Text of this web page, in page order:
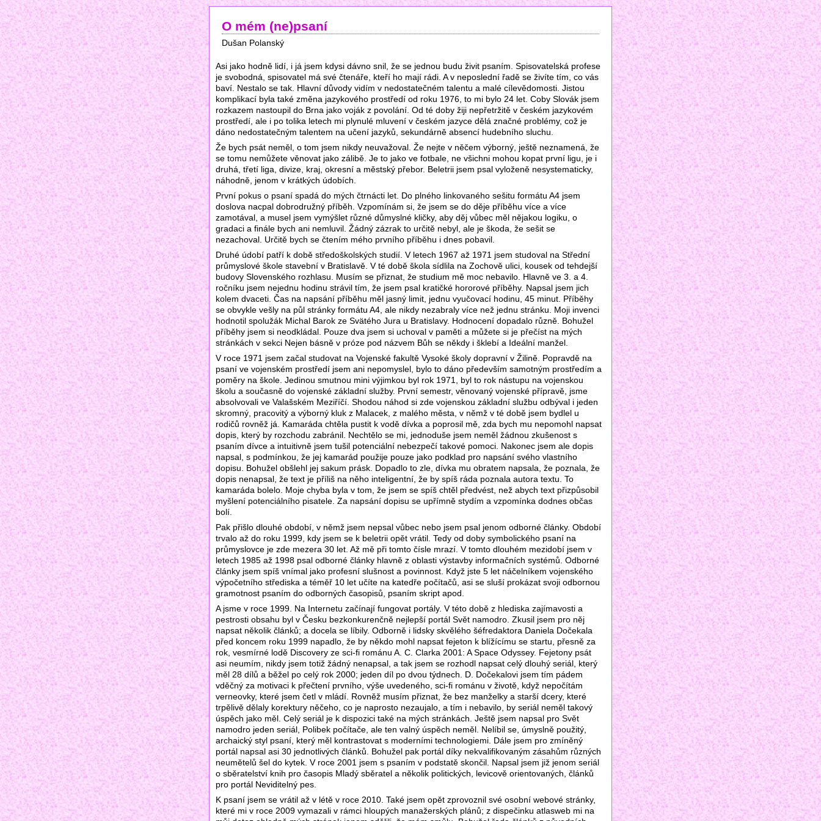
O mém (ne)psaní
Dušan Polanský
Asi jako hodně lidí, i já jsem kdysi dávno snil, že se jednou budu živit psaním. Spisovatelská profese
je svobodná, spisovatel má své čtenáře, kteří ho mají rádi. A v neposlední řadě se živíte tím, co vás
baví. Nestalo se tak. Hlavní důvody vidím v nedostatečném talentu a malé cílevědomosti. Jistou
komplikací byla také změna jazykového prostředí od roku 1976, to mi bylo 24 let. Coby Slovák jsem
rozkazem nastoupil do Brna jako voják z povolání. Od té doby žiji nepřetržitě v českém jazykovém
prostředí, ale i po tolika letech mi plynulé mluvení v českém jazyce dělá značné problémy, což je
dáno nedostatečným talentem na učení jazyků, sekundárně absencí hudebního sluchu.
Že bych psát neměl, o tom jsem nikdy neuvažoval. Že nejte v něčem výborný, ještě neznamená, že
se tomu nemůžete věnovat jako zálibě. Je to jako ve fotbale, ne všichni mohou kopat první ligu, je i
druhá, třetí liga, divize, kraj, okresní a městský přebor. Beletrii jsem psal vyloženě nesystematicky,
náhodně, jenom v krátkých údobích.
První pokus o psaní spadá do mých čtrnácti let. Do plného linkovaného sešitu formátu A4 jsem
doslova nacpal dobrodružný příběh. Vzpomínám si, že jsem se do děje příběhu více a více
zamotával, a musel jsem vymýšlet různé důmyslné kličky, aby děj vůbec měl nějakou logiku, o
gradaci a finále bych ani nemluvil. Žádný zázrak to určitě nebyl, ale je škoda, že sešit se
nezachoval. Určitě bych se čtením mého prvního příběhu i dnes pobavil.
Druhé údobí patří k době středoškolských studií. V letech 1967 až 1971 jsem studoval na Střední
průmyslové škole stavební v Bratislavě. V té době škola sídlila na Zochově ulici, kousek od tehdejší
budovy Slovenského rozhlasu. Musím se přiznat, že studium mě moc nebavilo. Hlavně ve 3. a 4.
ročníku jsem nejednu hodinu strávil tím, že jsem psal kratičké hororové příběhy. Napsal jsem jich
kolem dvaceti. Čas na napsání příběhu měl jasný limit, jednu vyučovací hodinu, 45 minut. Příběhy
se obvykle vešly na půl stránky formátu A4, ale nikdy nezabraly více než jednu stránku. Moji invenci
hodnotil spolužák Michal Barok ze Svätého Jura u Bratislavy. Hodnocení dopadalo různě. Bohužel
příběhy jsem si neodkládal. Pouze dva jsem si uchoval v paměti a můžete si je přečíst na mých
stránkách v sekci Nejen básně v próze pod názvem Bůh se někdy i šklebí a Ideální manžel.
V roce 1971 jsem začal studovat na Vojenské fakultě Vysoké školy dopravní v Žilině. Popravdě na
psaní ve vojenském prostředí jsem ani nepomyslel, bylo to dáno především samotným prostředím a
poměry na škole. Jedinou smutnou mini výjimkou byl rok 1971, byl to rok nástupu na vojenskou
školu a současně do vojenské základní služby. První semestr, věnovaný vojenské přípravě, jsme
absolvovali ve Valašském Meziříčí. Shodou náhod si zde vojenskou základní službu odbýval i jeden
skromný, pracovitý a výborný kluk z Malacek, z malého města, v němž v té době jsem bydlel u
rodičů rovněž já. Kamaráda chtěla pustit k vodě dívka a poprosil mě, zda bych mu nepomohl napsat
dopis, který by rozchodu zabránil. Nechtělo se mi, jednoduše jsem neměl žádnou zkušenost s
psaním dívce a intuitivně jsem tušil potenciální nebezpečí takové pomoci. Nakonec jsem ale dopis
napsal, s podmínkou, že jej kamarád použije pouze jako podklad pro napsání svého vlastního
dopisu. Bohužel obšlehl jej sakum prásk. Dopadlo to zle, dívka mu obratem napsala, že poznala, že
dopis nenapsal, že text je příliš na něho inteligentní, že by spíš ráda poznala autora textu. To
kamaráda bolelo. Moje chyba byla v tom, že jsem se spíš chtěl předvést, než abych text přizpůsobil
myšlení potenciálního pisatele. Za napsání dopisu se upřímně stydím a vzpomínka dodnes občas
bolí.
Pak přišlo dlouhé období, v němž jsem nepsal vůbec nebo jsem psal jenom odborné články. Období
trvalo až do roku 1999, kdy jsem se k beletrii opět vrátil. Tedy od doby symbolického psaní na
průmyslovce je zde mezera 30 let. Až mě při tomto čísle mrazí. V tomto dlouhém mezidobí jsem v
letech 1985 až 1998 psal odborné články hlavně z oblasti výstavby informačních systémů. Odborné
články jsem spíš vnímal jako profesní slušnost a povinnost. Když jste 5 let náčelníkem vojenského
výpočetního střediska a téměř 10 let učíte na katedře počítačů, asi se sluší prokázat svoji odbornou
gramotnost psaním do odborných časopisů, psaním skript apod.
A jsme v roce 1999. Na Internetu začínají fungovat portály. V této době z hlediska zajímavosti a
pestrosti obsahu byl v Česku bezkonkurenčně nejlepší portál Svět namodro. Zkusil jsem pro něj
napsat několik článků; a docela se líbily. Odborně i lidsky skvělého šéfredaktora Daniela Dočekala
před koncem roku 1999 napadlo, že by někdo mohl napsat fejeton k blížícímu se startu, přesně za
rok, vesmírné lodě Discovery ze sci-fi románu A. C. Clarka 2001: A Space Odyssey. Fejetony psát
asi neumím, nikdy jsem totiž žádný nenapsal, a tak jsem se rozhodl napsat celý dlouhý seriál, který
měl 28 dílů a běžel po celý rok 2000; jeden díl po dvou týdnech. D. Dočekalovi jsem tím pádem
vděčný za motivaci k přečtení prvního, výše uvedeného, sci-fi románu v životě, když nepočítám
verneovky, které jsem četl v mládí. Rovněž musím přiznat, že bez manželky a starší dcery, které
trpělivě dělaly korektury něčeho, co je naprosto nezaujalo, a tím i nebavilo, by seriál neměl takový
úspěch jako měl. Celý seriál je k dispozici také na mých stránkách. Ještě jsem napsal pro Svět
namodro jeden seriál, Polibek počítače, ale ten valný úspěch neměl. Nelíbil se, úmyslně použitý,
archaický styl psaní, který měl kontrastovat s moderními technologiemi. Dále jsem pro zmíněný
portál napsal asi 30 jednotlivých článků. Bohužel pak portál díky nekvalifikovaným zásahům různých
neumětelů šel do kytek. V roce 2001 jsem s psaním v podstatě skončil. Napsal jsem již jenom seriál
o sběratelství knih pro časopis Mladý sběratel a několik politických, levicově orientovaných, článků
pro portál Neviditelný pes.
K psaní jsem se vrátil až v létě v roce 2010. Také jsem opět zprovoznil své osobní webové stránky,
které mi v roce 2009 vymazali v rámci hloupých manažerských plánů; z dispečinku atlasweb mi na